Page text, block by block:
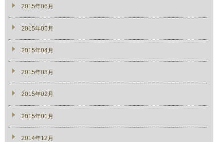
2015年06月
2015年05月
2015年04月
2015年03月
2015年02月
2015年01月
2014年12月